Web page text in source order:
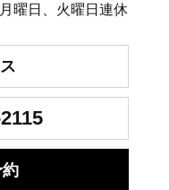
曜日、火曜日連休